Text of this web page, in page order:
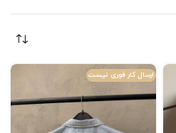
ارسال کار فوری نیست